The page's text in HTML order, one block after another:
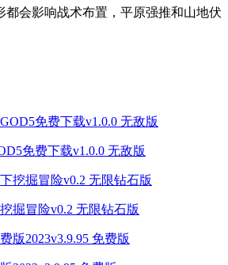
都会影响战术布置，平原强推和山地伏
免费下载v1.0.0 无敌版
掘冒险v0.2 无限钻石版